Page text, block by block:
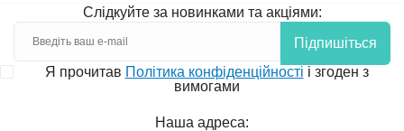
Слідкуйте за новинками та акціями:
Підпишіться
Я прочитав Політика конфіденційності і згоден з
вимогами
Наша адреса: